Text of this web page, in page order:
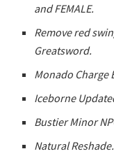
and FEMALE.
Remove red
Greatsword.
Monado Charge
Iceborne
Bustier Minor
Natural Reshade.